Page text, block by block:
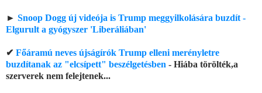
► Snoop Dogg új videója is Trump meggyilkolására buzdít -
Elgurult a gyógyszer 'Liberáliában'
✔ Főáramú neves újságírók Trump elleni merényletre
buzdítanak az "elcsípett" beszélgetésben - Hiába törölték,a
szerverek nem felejtenek...